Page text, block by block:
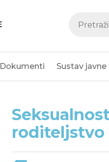
Dokumenti Sustav
roditeljstvo